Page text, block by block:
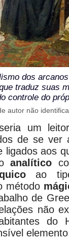
dos
traduz suas
controle do
autor não
um leitor
de se ver
ligados aos
analítico
ao
método
de
não
do